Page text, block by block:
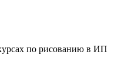
по рисованию в ИП